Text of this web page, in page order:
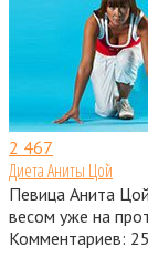
2 467
Диета Аниты Цой
Певица Анита
весом уже на
Комментариев: